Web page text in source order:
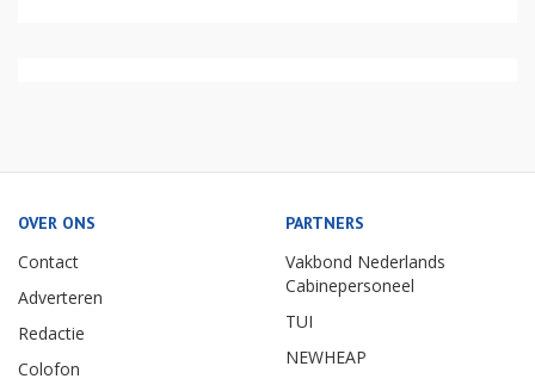
OVER ONS
Contact
Adverteren
Redactie
Colofon
PARTNERS
Vakbond Nederlands
Cabinepersoneel
TUI
NEWHEAP